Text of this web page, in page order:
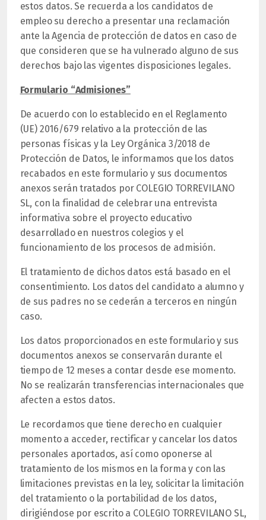
estos datos. Se recuerda a los candidatos de
empleo su derecho a presentar una reclamación
ante la Agencia de protección de datos en caso de
que consideren que se ha vulnerado alguno de sus
derechos bajo las vigentes disposiciones legales.
Formulario “Admisiones”
De acuerdo con lo establecido en el Reglamento
(UE) 2016/679 relativo a la protección de las
personas físicas y la Ley Orgánica 3/2018 de
Protección de Datos, le informamos que los datos
recabados en este formulario y sus documentos
anexos serán tratados por COLEGIO TORREVILANO
SL, con la finalidad de celebrar una entrevista
informativa sobre el proyecto educativo
desarrollado en nuestros colegios y el
funcionamiento de los procesos de admisión.
El tratamiento de dichos datos está basado en el
consentimiento. Los datos del candidato a alumno y
de sus padres no se cederán a terceros en ningún
caso.
Los datos proporcionados en este formulario y sus
documentos anexos se conservarán durante el
tiempo de 12 meses a contar desde ese momento.
No se realizarán transferencias internacionales que
afecten a estos datos.
Le recordamos que tiene derecho en cualquier
momento a acceder, rectificar y cancelar los datos
personales aportados, así como oponerse al
tratamiento de los mismos en la forma y con las
limitaciones previstas en la ley, solicitar la limitación
del tratamiento o la portabilidad de los datos,
dirigiéndose por escrito a COLEGIO TORREVILANO SL,